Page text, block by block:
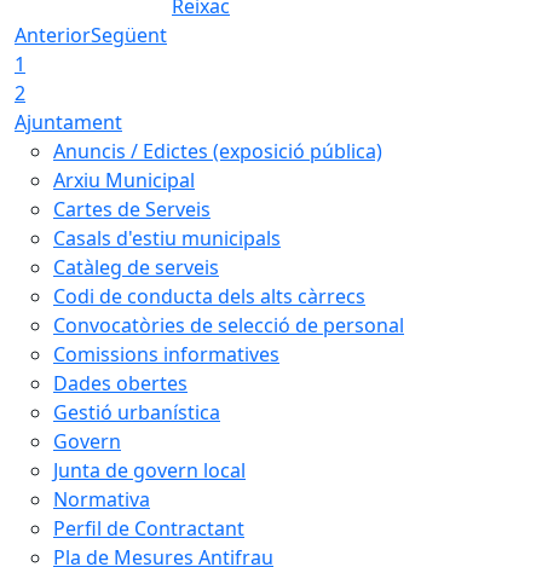
Reixac
AnteriorSegüent
1
2
Ajuntament
Anuncis / Edictes (exposició pública)
Arxiu Municipal
Cartes de Serveis
Casals d'estiu municipals
Catàleg de serveis
Codi de conducta dels alts càrrecs
Convocatòries de selecció de personal
Comissions informatives
Dades obertes
Gestió urbanística
Govern
Junta de govern local
Normativa
Perfil de Contractant
Pla de Mesures Antifrau